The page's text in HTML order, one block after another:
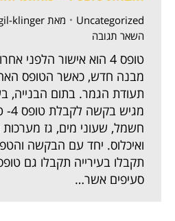
Uncategorized מאת klinger
השאר תגובה
טופס 4 הוא אישור הלפני
תעודת הגמר. בתום הבנייה,
חשמל, שעוני מים, גז
ואיכלוס. יחד עם הבקשה
סעיפים אשר…